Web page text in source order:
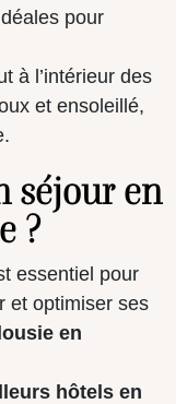
pour
à l’intérieur des
et ensoleillé,
séjour en
?
essentiel pour
et optimiser ses
en
hôtels en